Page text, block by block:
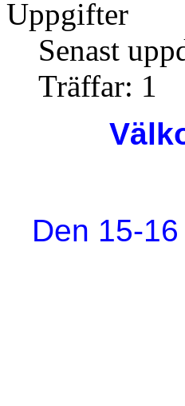
Uppgifter
Senast
Träffar: 1
Den 15-